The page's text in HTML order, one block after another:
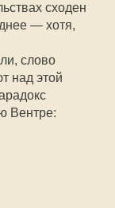
сходен
— хотя,
слово
над этой
Вентре: